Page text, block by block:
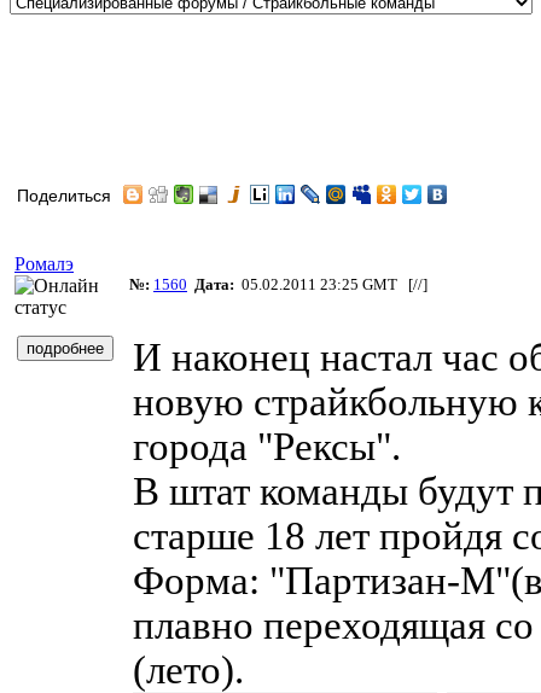
Поделиться
Ромалэ
№: 1560 Дата: 05.02.2011 23:25 GMT [//]
И наконец настал час
новую страйкбольную
города "Рексы".
В штат команды будут
старше 18 лет пройдя
Форма: "Партизан-
плавно переходящая
(лето).